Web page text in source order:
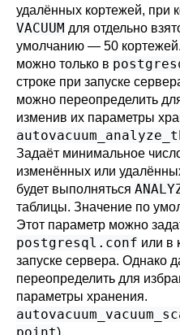
удалённых кортежей, при
VACUUM для отдельно
умолчанию — 50
можно только в
строке при запуске
можно переопределить
изменив их параметры
Задаёт минимальное
изменённых или
будет выполняться
таблицы. Значение по
Этот параметр можно
postgresql.conf или в
запуске сервера. Однако
переопределить для
параметры хранения.
)